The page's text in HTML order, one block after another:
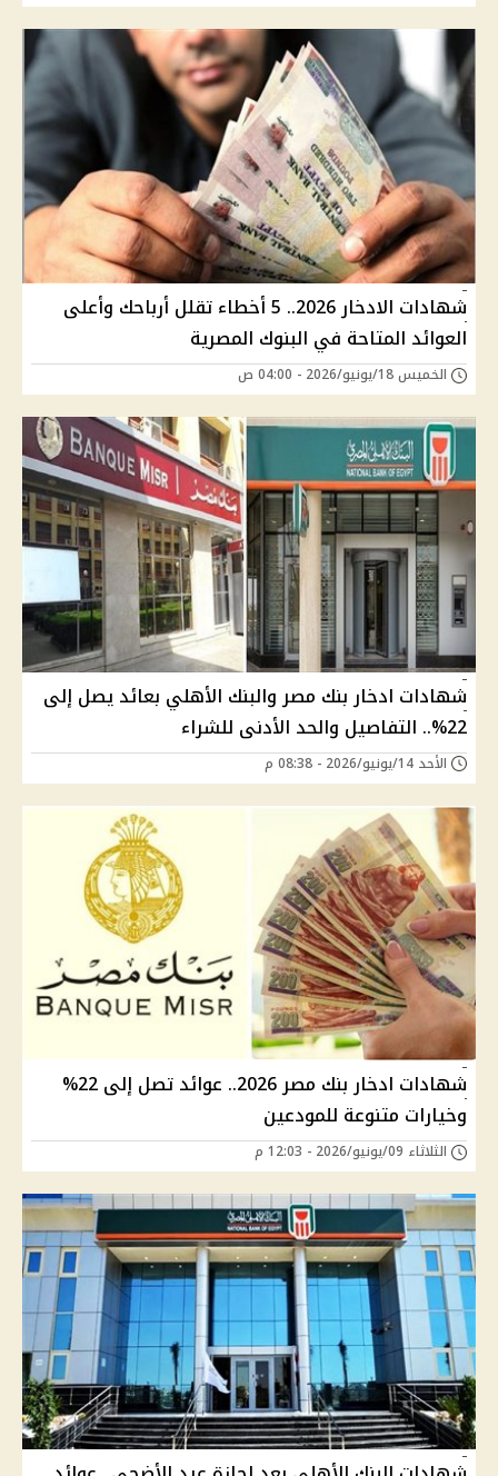
شهادات الادخار 2026.. 5 أخطاء تقلل أرباحك وأعلى
العوائد المتاحة في البنوك المصرية
الخميس 18/يونيو/2026 - 04:00 ص
شهادات ادخار بنك مصر والبنك الأهلي بعائد يصل إلى
22%.. التفاصيل والحد الأدنى للشراء
الأحد 14/يونيو/2026 - 08:38 م
شهادات ادخار بنك مصر 2026.. عوائد تصل إلى 22%
وخيارات متنوعة للمودعين
الثلاثاء 09/يونيو/2026 - 12:03 م